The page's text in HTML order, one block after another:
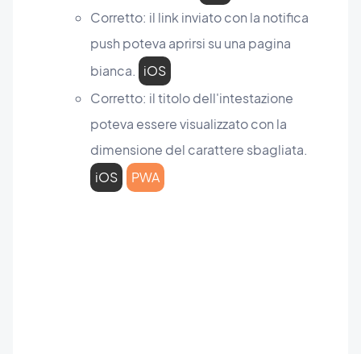
Corretto: il link inviato con la notifica
push poteva aprirsi su una pagina
bianca. iOS
Corretto: il titolo dell'intestazione
poteva essere visualizzato con la
dimensione del carattere sbagliata.
iOS
PWA